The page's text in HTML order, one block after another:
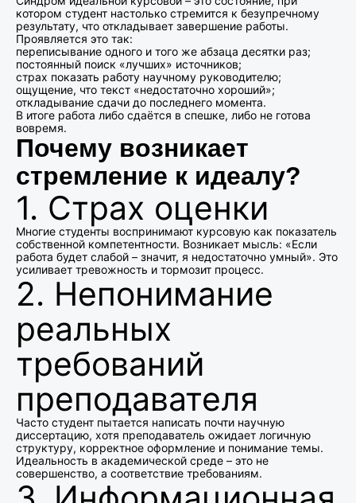
котором студент настолько стремится к безупречному
результату, что откладывает завершение работы.
Проявляется это так:
переписывание одного и того же абзаца десятки раз;
постоянный поиск «лучших» источников;
страх показать работу научному руководителю;
ощущение, что текст «недостаточно хороший»;
откладывание сдачи до последнего момента.
В итоге работа либо сдаётся в спешке, либо не готова
вовремя.
Почему возникает
стремление к идеалу?
1. Страх оценки
Многие студенты воспринимают курсовую как показатель
собственной компетентности. Возникает мысль: «Если
работа будет слабой – значит, я недостаточно умный». Это
усиливает тревожность и тормозит процесс.
2. Непонимание
реальных
требований
преподавателя
Часто студент пытается написать почти научную
диссертацию, хотя преподаватель ожидает логичную
структуру, корректное оформление и понимание темы.
Идеальность в академической среде – это не
совершенство, а соответствие требованиям.